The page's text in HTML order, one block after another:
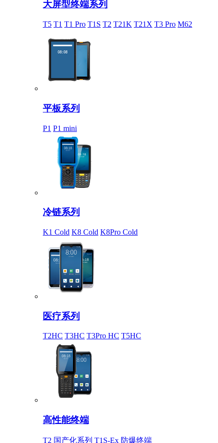
大屏型终端系列
T5 T1 T1 Pro T1S T2 T21K T21X T3 Pro M62
平板系列
P1 P1 mini
冷链系列
K1 Cold K8 Cold K8Pro Cold
医疗系列
T2HC T3HC T3Pro HC T5HC
高性能终端
T2 国产化系列 T1S-Ex 防爆终端